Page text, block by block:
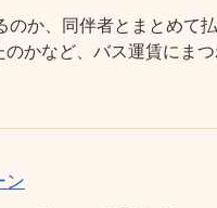
か、同伴者とまとめて
かなど、バス運賃にま
ン